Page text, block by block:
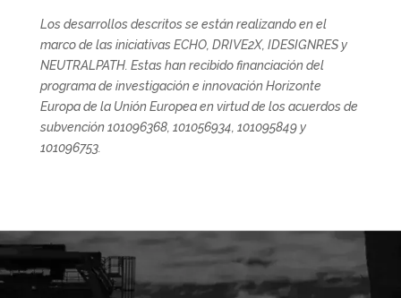
Los desarrollos descritos se están realizando en el
marco de las iniciativas ECHO, DRIVE2X, IDESIGNRES y
NEUTRALPATH. Estas han recibido financiación del
programa de investigación e innovación Horizonte
Europa de la Unión Europea en virtud de los acuerdos de
subvención 101096368, 101056934, 101095849 y
101096753.